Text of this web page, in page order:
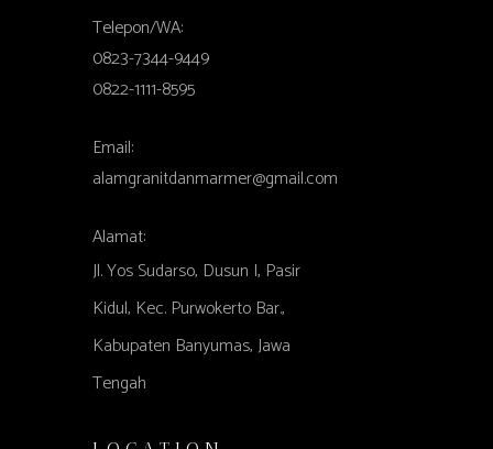
Telepon/WA:
0823-7344-9449
0822-1111-8595
Email:
alamgranitdanmarmer@gmail.com
Alamat:
Jl. Yos Sudarso, Dusun I, Pasir
Kidul, Kec. Purwokerto Bar.,
Kabupaten Banyumas, Jawa
Tengah